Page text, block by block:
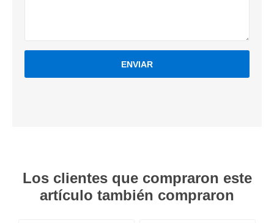
ENVIAR
Los clientes que compraron este
artículo también compraron